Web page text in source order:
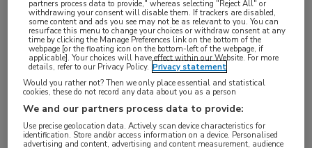
De nieuwe biological risankizumab is
Aandachtsgebieden:
Tags:
risankizumab,ustekinumab,ziekte van Crohn
partners process data to provide," whereas selecting "Reject All" or
withdrawing your consent will disable them. If trackers are disabled,
some content and ads you see may not be as relevant to you. You can
resurface this menu to change your choices or withdraw consent at any
time by clicking the Manage Preferences link on the bottom of the
webpage [or the floating icon on the bottom-left of the webpage, if
applicable]. Your choices will have effect within our Website. For more
details, refer to our Privacy Policy. Privacy statement
Would you rather not? Then we only place essential and statistical
cookies, these do not record any data about you as a person
We and our partners process data to provide:
Use precise geolocation data. Actively scan device characteristics for
identification. Store and/or access information on a device. Personalised
advertising and content, advertising and content measurement, audience